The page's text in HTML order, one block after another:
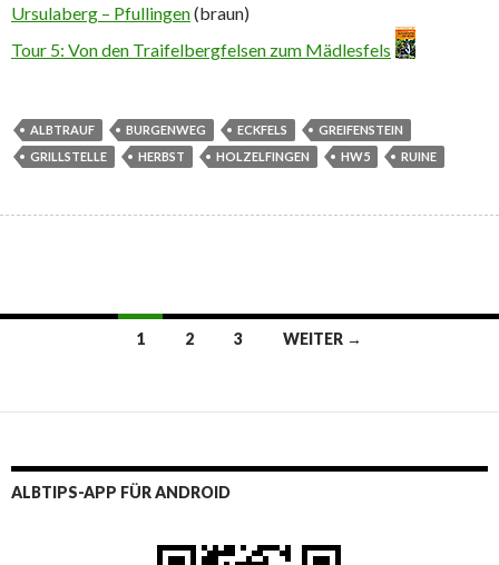
Ursulaberg – Pfullingen(braun)
Tour 5: Von den Traifelbergfelsen zum Mädlesfels
ALBTRAUF BURGENWEG ECKFELS
GREIFENSTEIN
GRILLSTELLE
HERBST HOLZELFINGEN HW5 RUINE
Beitragsnavigation
1 2 3 WEITER →
ALBTIPS-APP FÜR ANDROID